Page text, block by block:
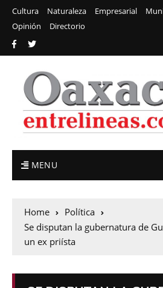
Cultura Naturaleza Empresarial
Opinión
Directorio
MENU
Home
Política
Se disputan la gubernatura de
un ex priísta